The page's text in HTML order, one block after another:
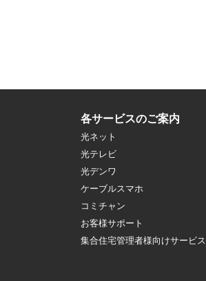
各サービスのご案内
光ネット
光テレビ
光デンワ
ケーブルスマホ
コミチャン
お客様サポート
集合住宅管理者様向けサービス